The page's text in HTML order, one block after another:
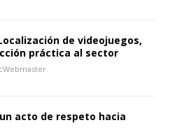
de videojuegos,
práctica al sector
cWebmaster
acto de respeto hacia